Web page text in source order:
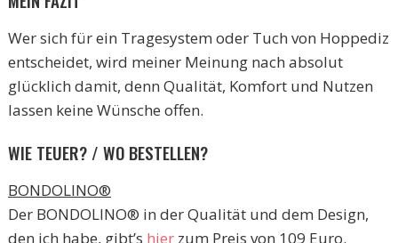
Wer sich für ein Tragesystem oder Tuch von Hoppediz
entscheidet, wird meiner Meinung nach absolut
glücklich damit, denn Qualität, Komfort und Nutzen
lassen keine Wünsche offen.
WIE TEUER? / WO BESTELLEN?
BONDOLINO®
Der BONDOLINO® in der Qualität und dem Design,
den ich habe, gibt’s hierzum Preis von 109 Euro.